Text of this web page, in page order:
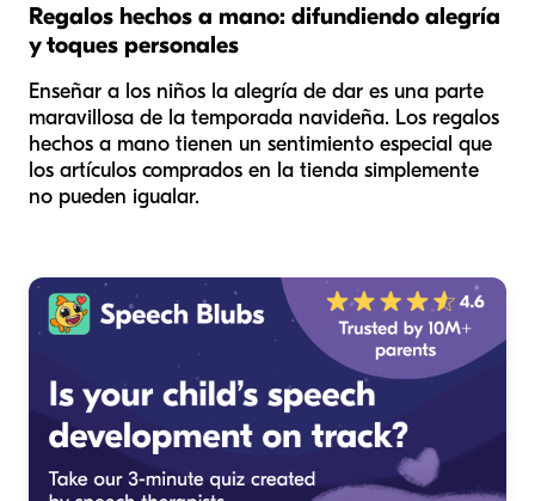
Regalos hechos a mano: difundiendo alegría
y toques personales
Enseñar a los niños la alegría de dar es una parte
maravillosa de la temporada navideña. Los regalos
hechos a mano tienen un sentimiento especial que
los artículos comprados en la tienda simplemente
no pueden igualar.